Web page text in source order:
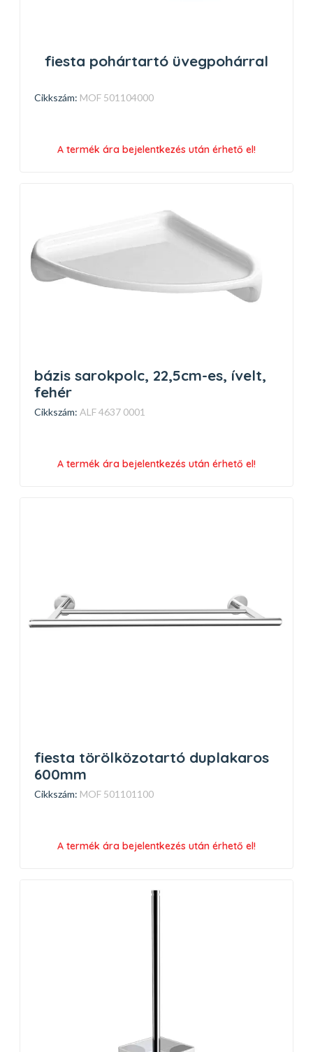
fiesta pohártartó üvegpohárral
Cikkszám: MOF 501104000
A termék ára bejelentkezés után érhető el!
bázis sarokpolc, 22,5cm-es, ívelt,
fehér
Cikkszám: ALF 4637 0001
A termék ára bejelentkezés után érhető el!
fiesta törölközotartó duplakaros
600mm
Cikkszám: MOF 501101100
A termék ára bejelentkezés után érhető el!